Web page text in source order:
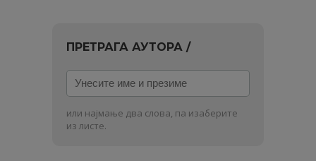
ПРЕТРАГА АУТОРА /
Унесите
име
и
презиме
или најмање два слова, па изаберите
из листе.